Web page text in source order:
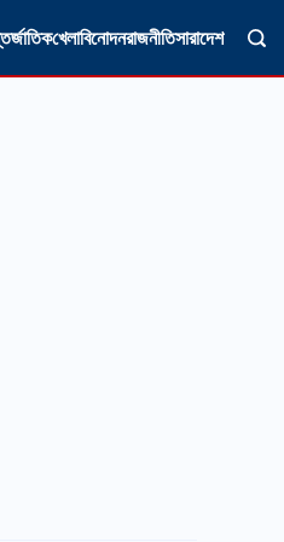
খেলাবিনোদনরাজনীতিসারাদেশ